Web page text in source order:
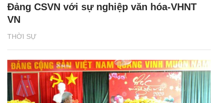
THỜI SỰ
Đảng CSVN với sự nghiệp văn hóa-VHNT
VN